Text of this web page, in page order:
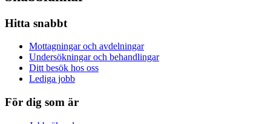
Hitta snabbt
Mottagningar och avdelningar
Undersökningar och behandlingar
Ditt besök hos oss
Lediga jobb
För dig som är